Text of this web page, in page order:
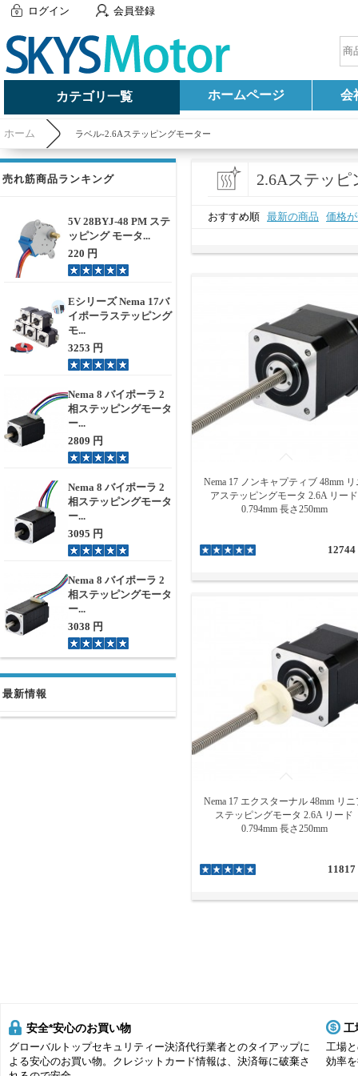
ログイン 会員登録
カテゴリ一覧 ホームページ 会
ホーム ラベル-2.6Aステッピングモーター
売れ筋商品ランキング
5V 28BYJ-48 PM ステ
ッピング モータ...
220 円
Eシリーズ Nema 17バ
イポーラステッピング
モ...
3253 円
Nema 8 バイポーラ 2
相ステッピングモータ
ー...
2809 円
Nema 8 バイポーラ 2
相ステッピングモータ
ー...
3095 円
Nema 8 バイポーラ 2
相ステッピングモータ
ー...
3038 円
最新情報
2.6Aステッピ
おすすめ順 最新の商品 価格
Nema 17 ノンキャプティブ 48mm リ
アステッピングモータ 2.6A リード
0.794mm 長さ250mm
12744
Nema 17 エクスターナル 48mm リニ
ステッピングモータ 2.6A リード
0.794mm 長さ250mm
11817
安全*安心のお買い物
グローバルトップセキュリティー決済代行業者とのタイアップに
よる安心のお買い物。クレジットカード情報は、決済毎に破棄さ
工
工場
効率